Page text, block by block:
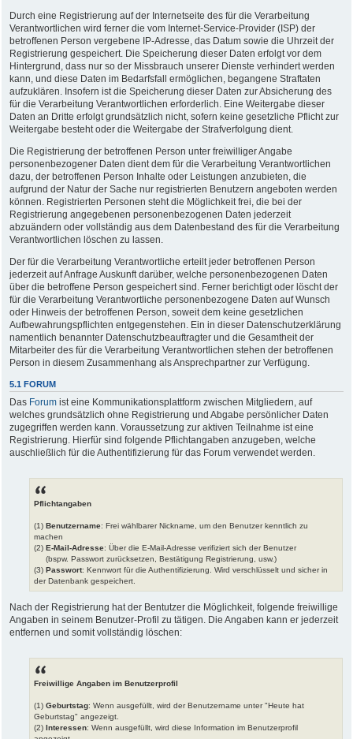
Durch eine Registrierung auf der Internetseite des für die Verarbeitung
Verantwortlichen wird ferner die vom Internet-Service-Provider (ISP) der
betroffenen Person vergebene IP-Adresse, das Datum sowie die Uhrzeit der
Registrierung gespeichert. Die Speicherung dieser Daten erfolgt vor dem
Hintergrund, dass nur so der Missbrauch unserer Dienste verhindert werden
kann, und diese Daten im Bedarfsfall ermöglichen, begangene Straftaten
aufzuklären. Insofern ist die Speicherung dieser Daten zur Absicherung des
für die Verarbeitung Verantwortlichen erforderlich. Eine Weitergabe dieser
Daten an Dritte erfolgt grundsätzlich nicht, sofern keine gesetzliche Pflicht zur
Weitergabe besteht oder die Weitergabe der Strafverfolgung dient.
Die Registrierung der betroffenen Person unter freiwilliger Angabe
personenbezogener Daten dient dem für die Verarbeitung Verantwortlichen
dazu, der betroffenen Person Inhalte oder Leistungen anzubieten, die
aufgrund der Natur der Sache nur registrierten Benutzern angeboten werden
können. Registrierten Personen steht die Möglichkeit frei, die bei der
Registrierung angegebenen personenbezogenen Daten jederzeit
abzuändern oder vollständig aus dem Datenbestand des für die Verarbeitung
Verantwortlichen löschen zu lassen.
Der für die Verarbeitung Verantwortliche erteilt jeder betroffenen Person
jederzeit auf Anfrage Auskunft darüber, welche personenbezogenen Daten
über die betroffene Person gespeichert sind. Ferner berichtigt oder löscht der
für die Verarbeitung Verantwortliche personenbezogene Daten auf Wunsch
oder Hinweis der betroffenen Person, soweit dem keine gesetzlichen
Aufbewahrungspflichten entgegenstehen. Ein in dieser Datenschutzerklärung
namentlich benannter Datenschutzbeauftragter und die Gesamtheit der
Mitarbeiter des für die Verarbeitung Verantwortlichen stehen der betroffenen
Person in diesem Zusammenhang als Ansprechpartner zur Verfügung.
5.1 FORUM
Das Forum ist eine Kommunikationsplattform zwischen Mitgliedern, auf
welches grundsätzlich ohne Registrierung und Abgabe persönlicher Daten
zugegriffen werden kann. Voraussetzung zur aktiven Teilnahme ist eine
Registrierung. Hierfür sind folgende Pflichtangaben anzugeben, welche
auschließlich für die Authentifizierung für das Forum verwendet werden.
Pflichtangaben
(1) Benutzername: Frei wählbarer Nickname, um den Benutzer kenntlich zu
machen
(2) E-Mail-Adresse: Über die E-Mail-Adresse verifiziert sich der Benutzer
(bspw. Passwort zurücksetzen, Bestätigung Registrierung, usw.)
(3) Passwort: Kennwort für die Authentifizierung. Wird verschlüsselt und sicher in
der Datenbank gespeichert.
Nach der Registrierung hat der Bentutzer die Möglichkeit, folgende freiwillige
Angaben in seinem Benutzer-Profil zu tätigen. Die Angaben kann er jederzeit
entfernen und somit vollständig löschen:
Freiwillige Angaben im Benutzerprofil
(1) Geburtstag: Wenn ausgefüllt, wird der Benutzername unter "Heute hat
Geburtstag" angezeigt.
(2) Interessen: Wenn ausgefüllt, wird diese Information im Benutzerprofil